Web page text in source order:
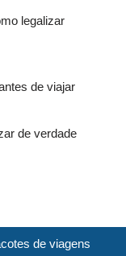
legalizar
de viajar
de verdade
de viagens